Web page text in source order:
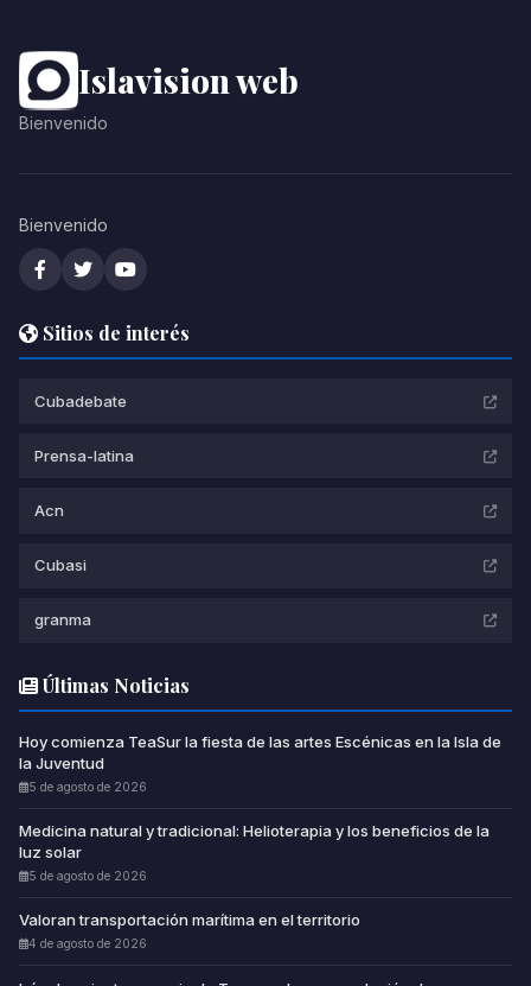
Islavision web
Bienvenido
Bienvenido
Sitios de interés
Cubadebate
Prensa-latina
Acn
Cubasi
granma
Últimas Noticias
Hoy comienza TeaSur la fiesta de las artes Escénicas en la Isla de
la Juventud
5 de agosto de 2026
Medicina natural y tradicional: Helioterapia y los beneficios de la
luz solar
5 de agosto de 2026
Valoran transportación marítima en el territorio
4 de agosto de 2026